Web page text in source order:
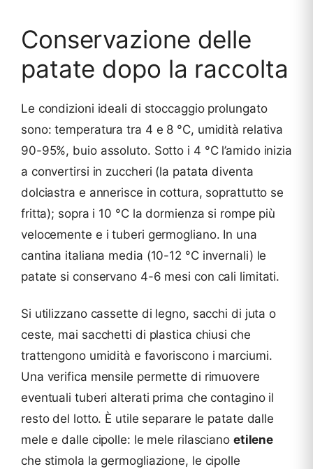
Conservazione delle
patate dopo la raccolta
Le condizioni ideali di stoccaggio prolungato
sono: temperatura tra 4 e 8 °C, umidità relativa
90-95%, buio assoluto. Sotto i 4 °C l’amido inizia
a convertirsi in zuccheri (la patata diventa
dolciastra e annerisce in cottura, soprattutto se
fritta); sopra i 10 °C la dormienza si rompe più
velocemente e i tuberi germogliano. In una
cantina italiana media (10-12 °C invernali) le
patate si conservano 4-6 mesi con cali limitati.
Si utilizzano cassette di legno, sacchi di juta o
ceste, mai sacchetti di plastica chiusi che
trattengono umidità e favoriscono i marciumi.
Una verifica mensile permette di rimuovere
eventuali tuberi alterati prima che contagino il
resto del lotto. È utile separare le patate dalle
mele e dalle cipolle: le mele rilasciano etilene
che stimola la germogliazione, le cipolle